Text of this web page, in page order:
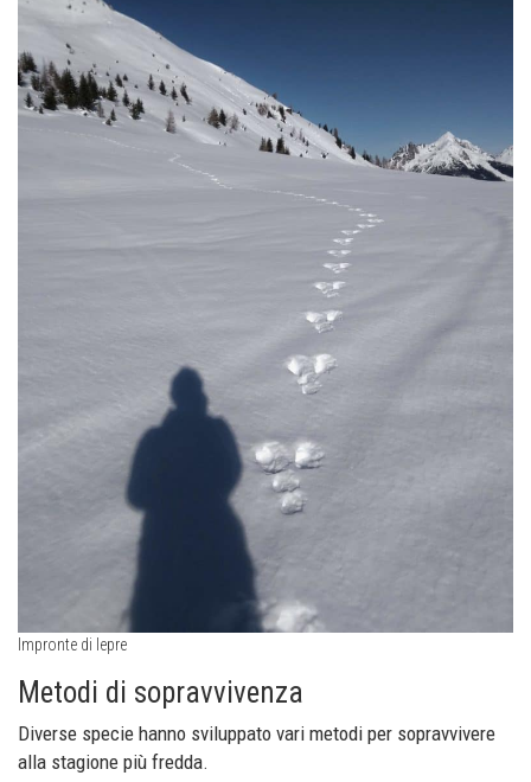
Impronte di lepre
Metodi di sopravvivenza
Diverse specie hanno sviluppato vari metodi per sopravvivere
alla stagione più fredda.